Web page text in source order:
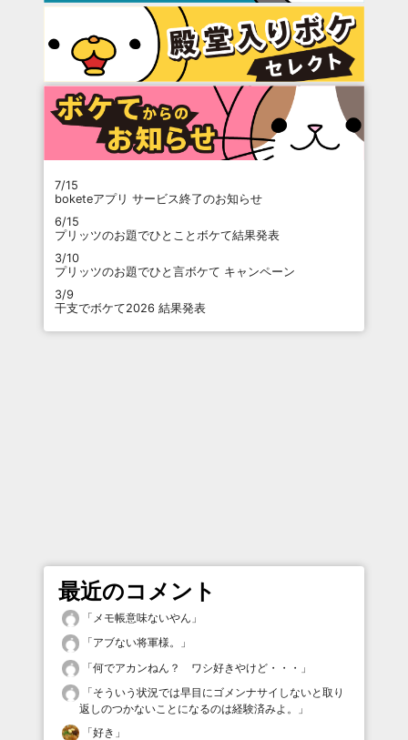
7/15
boketeアプリ サービス終了のお知らせ
6/15
プリッツのお題でひとことボケて結果発表
3/10
プリッツのお題でひと言ボケて キャンペーン
3/9
干支でボケて2026 結果発表
最近のコメント
「 メモ帳意味ないやん 」
「アブない将軍様。
」
「何でアカンねん？ ワシ好きやけど・・・ 」
「そういう状況では早目にゴメンナサイしないと取り
返しのつかないことになるのは経験済みよ。
」
「好き 」